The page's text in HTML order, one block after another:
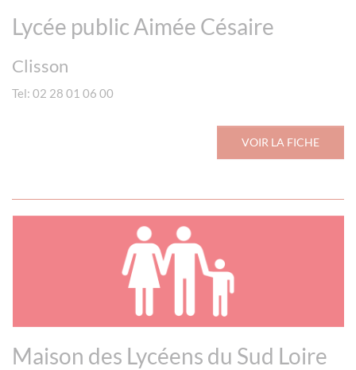
Lycée public Aimée Césaire
Clisson
Tel: 02 28 01 06 00
VOIR LA FICHE
Maison des Lycéens du Sud Loire